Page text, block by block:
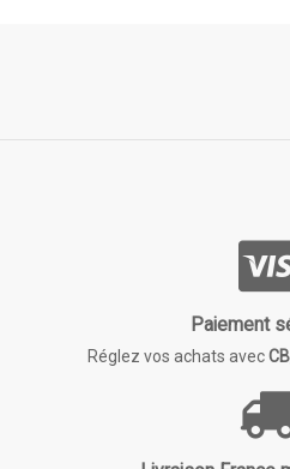
Paiement
Réglez vos achats avecCB